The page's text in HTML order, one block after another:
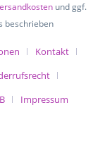
und ggf.
beschrieben
Kontakt
Impressum